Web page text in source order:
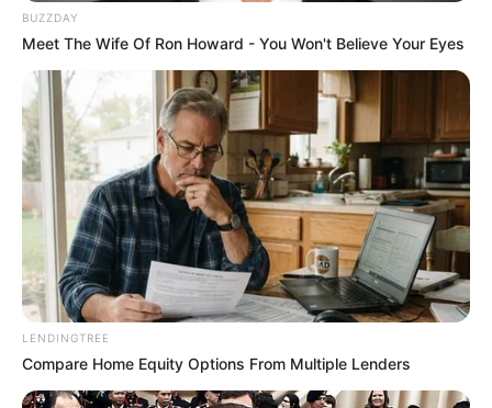
PlatformaHBO Maxpokaże natomiast swoim widzom
kolejny z popularnych serialiPlayera. Będzie to tym razem
Serial śledzi losyGerarda Edlinga(Robert Więckiewicz),
BUZZDAY
Meet The Wife Of Ron Howard - You Won't Believe Your Eyes
LENDINGTREE
Compare Home Equity Options From Multiple Lenders